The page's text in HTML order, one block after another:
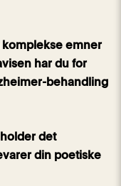
komplekse emner
har du for
behandling
det
din poetiske